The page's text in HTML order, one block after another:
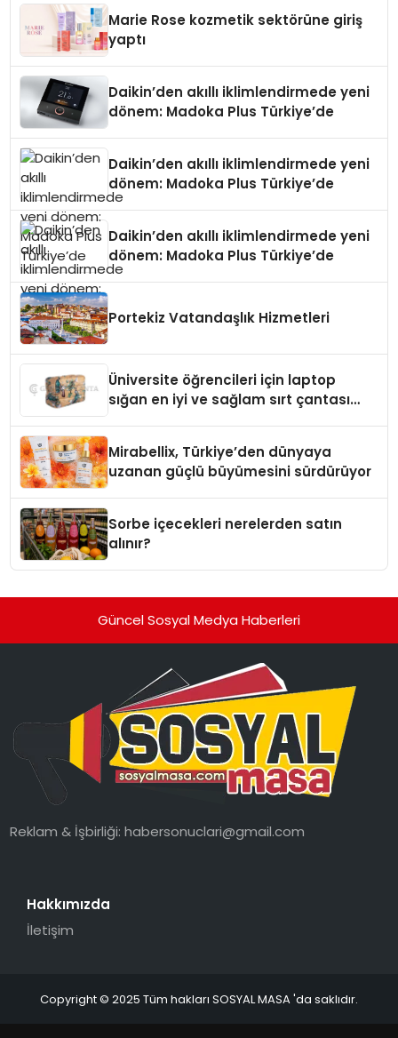
Marie Rose kozmetik sektörüne giriş
yaptı
Daikin’den akıllı iklimlendirmede yeni
dönem: Madoka Plus Türkiye’de
Daikin’den akıllı iklimlendirmede yeni
dönem: Madoka Plus Türkiye’de
Daikin’den akıllı iklimlendirmede yeni
dönem: Madoka Plus Türkiye’de
Portekiz Vatandaşlık Hizmetleri
Üniversite öğrencileri için laptop
sığan en iyi ve sağlam sırt çantası
Mirabellix, Türkiye’den dünyaya
uzanan güçlü büyümesini sürdürüyor
Sorbe içecekleri nerelerden satın
alınır?
Güncel Sosyal Medya Haberleri
Reklam & İşbirliği:habersonuclari@gmail.com
Hakkımızda
İletişim
Copyright © 2025 Tüm hakları SOSYAL MASA 'da saklıdır.